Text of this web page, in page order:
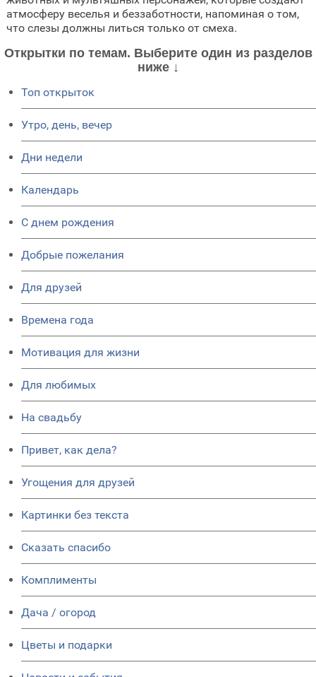
атмосферу веселья и беззаботности, напоминая о том,
что слезы должны литься только от смеха.
Открытки по темам. Выберите один из разделов
ниже ↓
Топ открыток
Утро, день, вечер
Дни недели
Календарь
C днем рождения
Добрые пожелания
Для друзей
Времена года
Мотивация для жизни
Для любимых
На свадьбу
Привет, как дела?
Угощения для друзей
Картинки без текста
Сказать спасибо
Комплименты
Дача / огород
Цветы и подарки